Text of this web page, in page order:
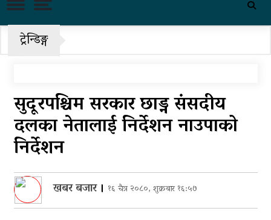
राजमार्ग अवरुद्ध
पुन: एमाले-नेकपा सहकार्यमा, प्रदेशको
भागबण्डा यस्तो छ…
आठ लाख २१ हजार घुससहित सिँचाइ
पक्राउ
घरमाथि पहिरो खस्दा ३ वर्षीय बालकको
मृत्यु, दुई घाइते
ट्रेन्डिङ्ग
सुदूरपश्चिम सरकार छाड्न संसदीय
दलका नेतालाई निर्देशन नाउपाको
निर्देशन
खबर बजार। १६ चैत्र २०८०, शुक्रबार १६:५७